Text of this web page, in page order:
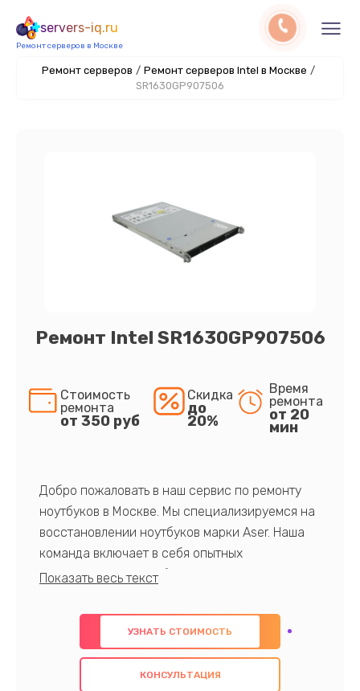
servers-iq.ru
Ремонт серверов в Москве
Ремонт серверов / Ремонт серверов Intel в Москве /
SR1630GP907506
Ремонт Intel SR1630GP907506
Стоимость
ремонта
от 350 руб
Скидка
до
20%
Время
ремонта
от 20
мин
Добро пожаловать в наш сервис по ремонту
ноутбуков в Москве. Мы специализируемся на
восстановлении ноутбуков марки Aser. Наша
команда включает в себя опытных
профессионалов с обширными знаниями и
предлагаем быстрый и качественный ремонт с
использованием оригинальных компонентов, а
также гарантируем качество всех
проведенных работ. Наша цель - предоставить
УЗНАТЬ СТОИМОСТЬ
КОНСУЛЬТАЦИЯ